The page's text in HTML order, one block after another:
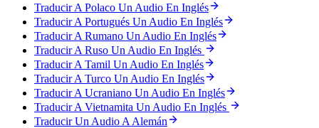
Traducir A Polaco Un Audio En Inglés
Traducir A Portugués Un Audio En Inglés
Traducir A Rumano Un Audio En Inglés
Traducir A Ruso Un Audio En Inglés
Traducir A Tamil Un Audio En Inglés
Traducir A Turco Un Audio En Inglés
Traducir A Ucraniano Un Audio En Inglés
Traducir A Vietnamita Un Audio En Inglés
Traducir Un Audio A Alemán